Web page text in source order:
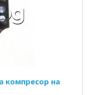
компресор на